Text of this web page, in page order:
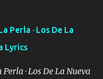
y a mi
nos dejó y firmes
Perla · Los De La
Lyrics
· Los De La Nueva